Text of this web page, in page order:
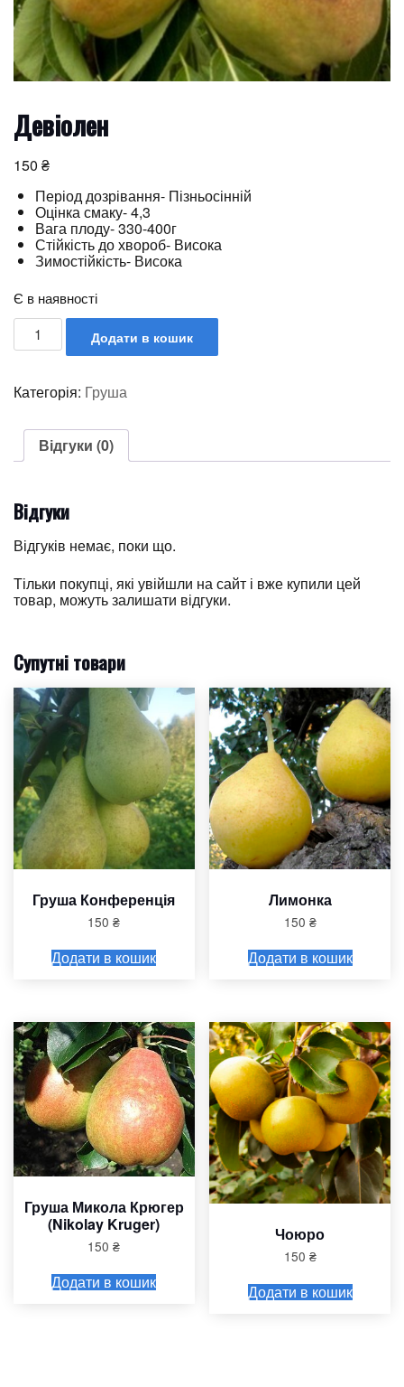
Девіолен
150 ₴
Період дозрівання- Пізньосінній
Оцінка смаку- 4,3
Вага плоду- 330-400г
Стійкість до хвороб- Висока
Зимостійкість- Висока
Є в наявності
Додати в кошик
Категорія: Груша
Відгуки (0)
Відгуки
Відгуків немає, поки що.
Тільки покупці, які увійшли на сайт і вже купили цей
товар, можуть залишати відгуки.
Супутні товари
Груша Конференція
150₴
Додати в кошик
Лимонка
150 ₴
Додати в кошик
Груша Микола Крюгер
(Nikolay Kruger)
150₴
Додати в кошик
Чоюро
150 ₴
Додати в кошик